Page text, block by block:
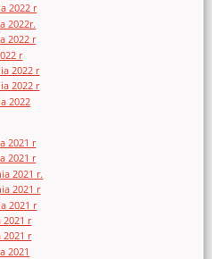
2022 r
2022r.
2022 r
r
2022 r
2022 r
2022
2021 r
2021 r
2021 r.
2021 r
2021 r
2021 r
2021 r
2021